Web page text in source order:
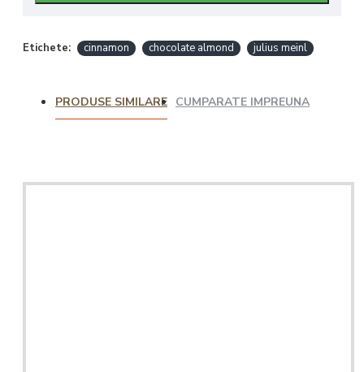
Etichete: cinnamon chocolate almond julius meinl
PRODUSE SIMILARE CUMPARATE IMPREUNA